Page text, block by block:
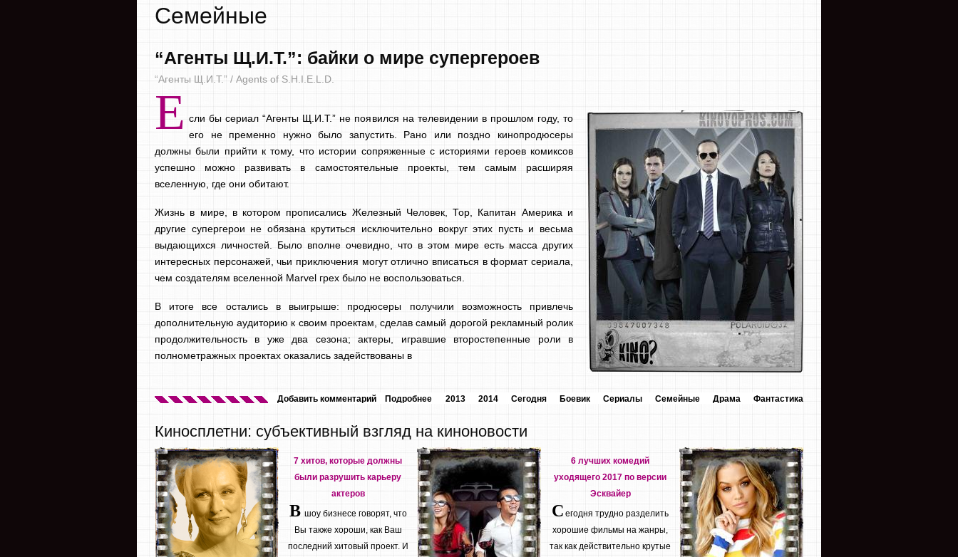
Семейные
“Агенты Щ.И.Т.”: байки о мире супергероев
“Агенты Щ.И.Т.” / Agents of S.H.I.E.L.D.
Е сли бы сериал “Агенты Щ.И.Т.” не появился на телевидении в прошлом году, то
его не пременно нужно было запустить. Рано или поздно кинопродюсеры
должны были прийти к тому, что истории сопряженные с историями героев комиксов
успешно можно развивать в самостоятельные проекты, тем самым расширяя
вселенную, где они обитают.
Жизнь в мире, в котором прописались Железный Человек, Тор, Капитан Америка и
другие супергерои не обязана крутиться исключительно вокруг этих пусть и весьма
выдающихся личностей. Было вполне очевидно, что в этом мире есть масса других
интересных персонажей, чьи приключения могут отлично вписаться в формат сериала,
чем создателям вселенной Marvel грех было не воспользоваться.
В итоге все остались в выигрыше: продюсеры получили возможность привлечь
дополнительную аудиторию к своим проектам, сделав самый дорогой рекламный ролик
продолжительность в уже два сезона; актеры, игравшие второстепенные роли в
полнометражных проектах оказались задействованы в
2013 2014 Сегодня Боевик Сериалы Семейные Драма Фантастика
Добавить комментарий Подробнее
Киносплетни: субъективный взгляд на киноновости
7 хитов, которые должны
были разрушить карьеру
актеров
В шоу бизнесе говорят, что
Вы также хороши, как Ваш
последний хитовый проект. И
6 лучших комедий
уходящего 2017 по версии
Эсквайер
С егодня трудно разделить
хорошие фильмы на жанры,
так как действительно крутые